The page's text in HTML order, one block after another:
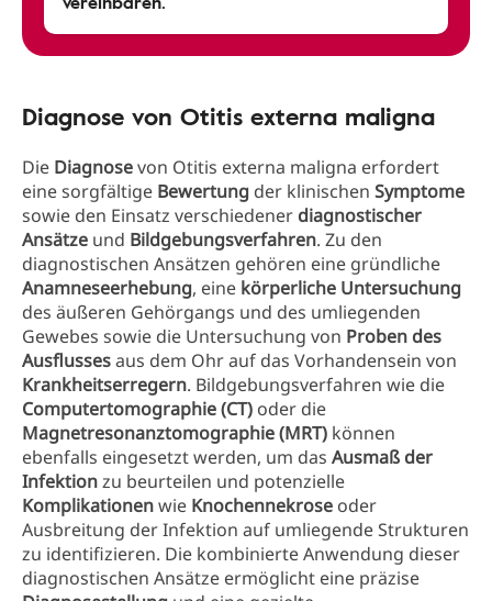
Diagnose von Otitis externa maligna
Die Diagnosevon Otitis externa maligna erfordert
eine sorgfältige Bewertung der klinischen Symptome
sowie den Einsatz verschiedener diagnostischer
Ansätze und Bildgebungsverfahren. Zu den
diagnostischen Ansätzen gehören eine gründliche
Anamneseerhebung, eine körperliche Untersuchung
des äußeren Gehörgangs und des umliegenden
Gewebes sowie die Untersuchung von Proben des
Ausflussesaus dem Ohr auf das Vorhandensein von
Krankheitserregern. Bildgebungsverfahren wie die
Computertomographie (CT) oder die
Magnetresonanztomographie (MRT) können
ebenfalls eingesetzt werden, um das Ausmaß der
Infektionzu beurteilen und potenzielle
Komplikationenwie Knochennekrose oder
Ausbreitung der Infektion auf umliegende Strukturen
zu identifizieren. Die kombinierte Anwendung dieser
diagnostischen Ansätze ermöglicht eine präzise